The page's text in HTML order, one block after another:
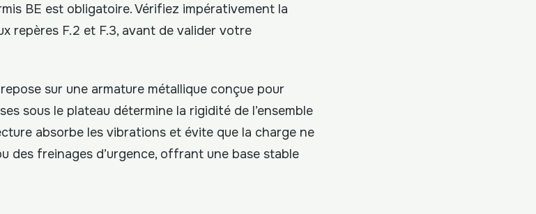
BE est obligatoire. Vérifiez impérativement la
repères F.2 et F.3, avant de valider votre
sur une armature métallique conçue pour
sous le plateau détermine la rigidité de l’ensemble
absorbe les vibrations et évite que la charge ne
des freinages d’urgence, offrant une base stable